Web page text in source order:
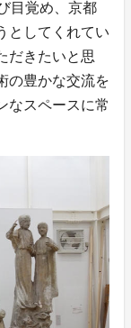
目覚め、京都
としてくれてい
だきたいと思
の豊かな交流を
なスペースに常